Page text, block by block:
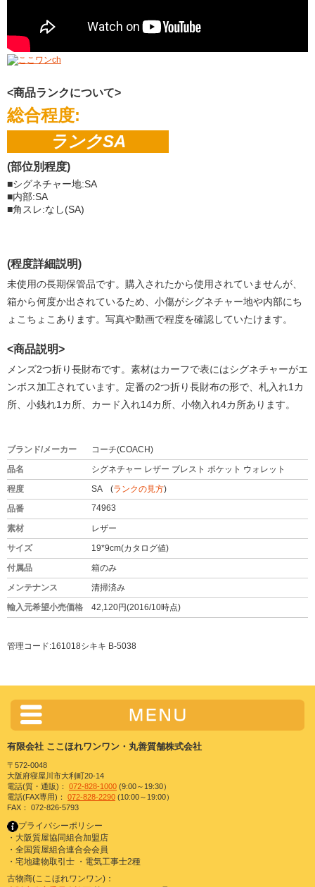
<商品ランクについて>
総合程度:
ランクSA
(部位別程度)
■シグネチャー地:SA
■内部:SA
■角スレ:なし(SA)
(程度詳細説明)
未使用の長期保管品です。購入されたから使用されていませんが、
箱から何度か出されているため、小傷がシグネチャー地や内部にち
ょこちょこあります。写真や動画で程度を確認していたけます。
<商品説明>
メンズ2つ折り長財布です。素材はカーフで表にはシグネチャーがエ
ンボス加工されています。定番の2つ折り長財布の形で、札入れ1カ
所、小銭れ1カ所、カード入れ14カ所、小物入れ4カ所あります。
ブランド/メーカー
コーチ(COACH)
品名
シグネチャー レザー ブレスト ポケット ウォレット
程度
SA (ランクの見方)
品番
74963
素材
レザー
サイズ
19*9cm(カタログ値)
付属品
箱のみ
メンテナンス
清掃済み
輸入元希望小売価格
42,120円(2016/10時点)
管理コード:161018シキキ B-5038
有限会社 ここほれワンワン・丸善質舗株式会社
〒572-0048
大阪府寝屋川市大利町20-14
電話(質・通販)： 072-828-1000 (9:00～19:30）
電話(FAX専用)： 072-828-2290 (10:00～19:00）
FAX： 072-826-5793
プライバシーポリシー
・大阪質屋協同組合加盟店
・全国質屋組合連合会会員
・宅地建物取引士 ・電気工事士2種
古物商(ここほれワンワン)：